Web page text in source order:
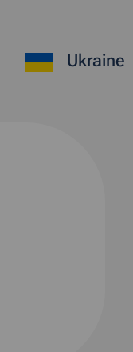
Ukraine